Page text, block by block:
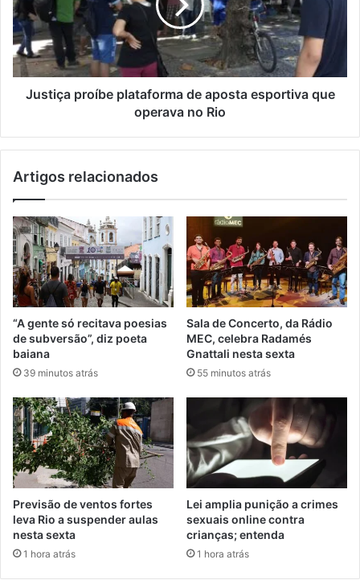
aposta
esportiva
que
operava
no
Justiça proíbe plataforma de aposta esportiva que
operava no Rio
Artigos relacionados
“A gente só recitava poesias
de subversão”, diz poeta
baiana
39 minutos atrás
Sala de Concerto, da Rádio
MEC, celebra Radamés
Gnattali nesta sexta
55 minutos atrás
Previsão de ventos fortes
leva Rio a suspender aulas
nesta sexta
1 hora atrás
Lei amplia punição a crimes
sexuais online contra
crianças; entenda
1 hora atrás